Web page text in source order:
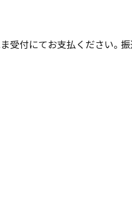
受付にてお支払ください。